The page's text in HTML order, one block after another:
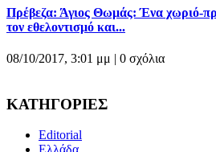
Πρέβεζα: Άγιος Θωμάς: Ένα χωριό-
τον εθελοντισμό και...
08/10/2017, 3:01 μμ | 0 σχόλια
ΚΑΤΗΓΟΡΙΕΣ
Editorial